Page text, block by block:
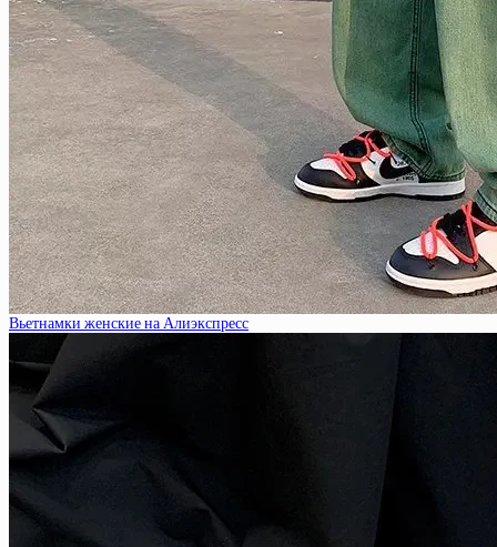
Вьетнамки женские на Алиэкспресс